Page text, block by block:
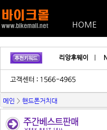
HOME
리앙후웨이
메인 > 핸드폰거치대